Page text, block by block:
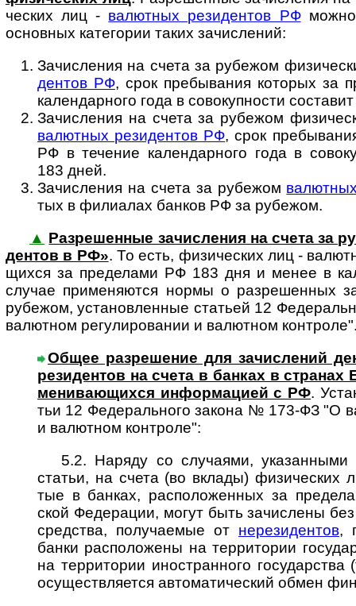
ческих лиц - валют­ных рези­дентов РФможно
основ­ных кате­гории таких зачислений:
Зачисления на счета за рубежом
дентов РФ, срок пребы­вания которых за
кален­дар­ного года в сово­куп­ности
Зачисления на счета за рубежом
валютных рези­дентов РФ, срок
РФ в тече­ние кален­дар­ного года в
183 дней.
Зачисления на счета за рубежом
тых в фили­алах банков РФ за ру­бежом.
▲ Разрешенные зачисления на счета за
ден­тов в РФ». То есть, физи­ческих лиц -
щих­ся за пределами РФ 183 дня и менее в
случае приме­ня­ются нормы о раз­ре­шен­ных
рубежом, уста­нов­ленные статьей 12
валют­ном регу­ли­ро­вании и валют­ном
Общее разрешение для зачислений
ре­зи­ден­тов на счета в банках в
ме­ни­ва­ю­щих­ся ин­фор­ма­ци­ей с РФ.
тьи 12 Фе­де­раль­но­го закона № 173-ФЗ "О
и валют­ном контроле":
5.2. Наряду со случаями,
статьи, на счета (во вклады) физи­ческих
тые в банках, распо­ло­женных за
ской Феде­рации, могут быть зачис­лены
средства, полу­чаемые от нере­зи­дентов,
банки распо­ло­жены на тер­ри­то­рии
на тер­рито­рии ино­стран­ного
осу­щест­вля­ется автома­ти­ческий обмен